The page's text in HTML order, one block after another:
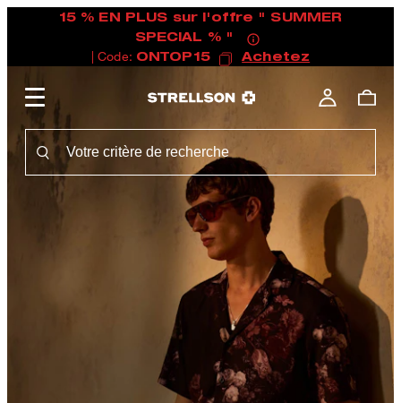
15 % EN PLUS sur l'offre " SUMMER
SPECIAL % "
| Code: ONTOP15 Achetez